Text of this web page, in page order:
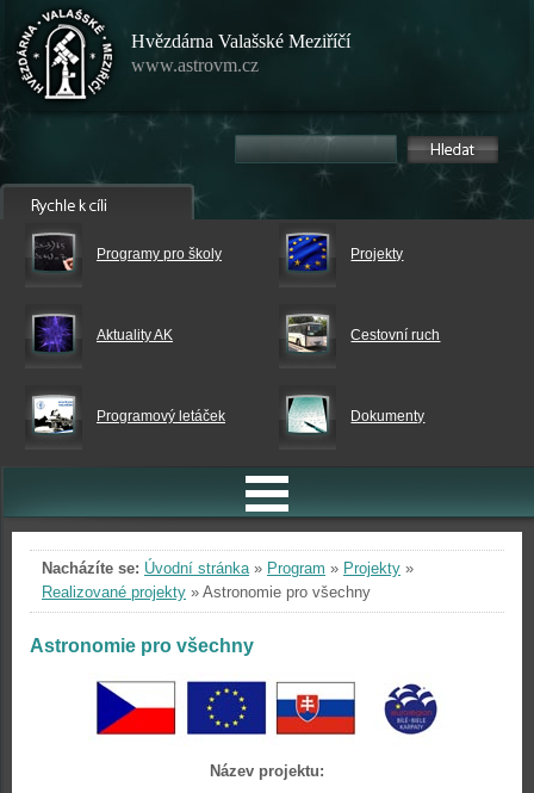
Hvězdárna Valašské Meziříčí
www.astrovm.cz
Programy pro školy Projekty
Aktuality AK Cestovní ruch
Programový letáček Dokumenty
Nacházíte se: Úvodní stránka» Program » Projekty »
Realizované projekty » Astronomie pro všechny
Astronomie pro všechny
Název projektu: